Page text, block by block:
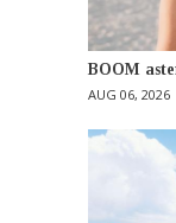
BOOM
AUG 06, 2026